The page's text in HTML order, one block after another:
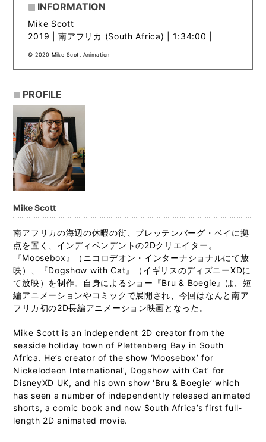
INFORMATION
Mike Scott
2019 |南アフリカ (South Africa) | 1:34:00 |
© 2020 Mike Scott Animation
PROFILE
Mike Scott
南アフリカの海辺の休暇の街、プレッテンバーグ・ベイに拠
点を置く、インディペンデントの2Dクリエイター。
『Moosebox』（ニコロデオン・インターナショナルにて放
映）、『Dogshow with Cat』（イギリスのディズニーXDに
て放映）を制作。自身によるショー『Bru & Boegie』は、短
編アニメーションやコミックで展開され、今回はなんと南ア
フリカ初の2D長編アニメーション映画となった。
Mike Scott is an independent 2D creator from the
seaside holiday town of Plettenberg Bay in South
Africa. He’s creator of the show ‘Moosebox’ for
Nickelodeon International’, Dogshow with Cat’ for
DisneyXD UK, and his own show ‘Bru & Boegie’ which
has seen a number of independently released animated
shorts, a comic book and now South Africa’s first full-
length 2D animated movie.